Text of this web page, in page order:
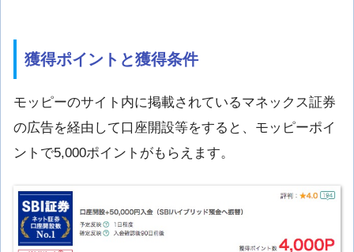
獲得ポイントと獲得条件
モッピーのサイト内に掲載されているマネックス証券
の広告を経由して口座開設等をすると、モッピーポイ
ントで5,000ポイントがもらえます。